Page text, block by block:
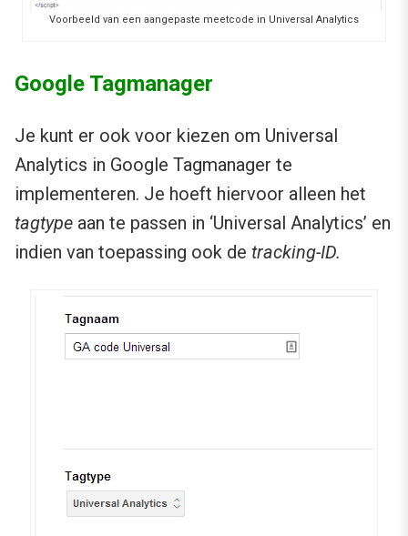
Voorbeeld van een aangepaste meetcode in Universal Analytics
Google Tagmanager
Je kunt er ook voor kiezen om Universal
Analytics in Google Tagmanager te
implementeren. Je hoeft hiervoor alleen het
tagtype aan te passen in ‘Universal Analytics’ en
indien van toepassing ook de tracking-ID.